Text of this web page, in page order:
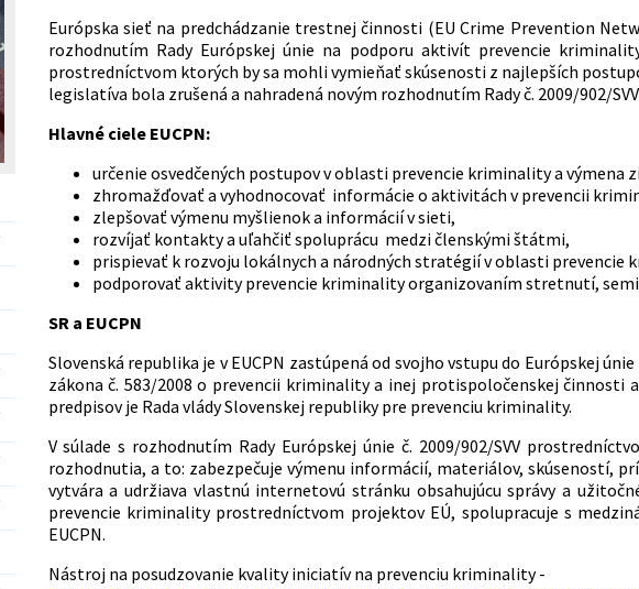
Európska sieť na predchádzanie trestnej činnosti (EU Crime Prevention
rozhodnutím Rady Európskej únie na podporu aktivít prevencie
prostredníctvom ktorých by sa mohli vymieňať skúsenosti z najlepších
legislatíva bola zrušená a nahradená novým rozhodnutím Rady č. 2009/902/
Hlavné ciele EUCPN:
určenie osvedčených postupov v oblasti prevencie kriminality a
zhromažďovať a vyhodnocovať informácie o aktivitách v prevencii
zlepšovať výmenu myšlienok a informácií v sieti,
rozvíjať kontakty a uľahčiť spoluprácu medzi členskými štátmi,
prispievať k rozvoju lokálnych a národných stratégií v oblasti prevencie
podporovať aktivity prevencie kriminality organizovaním stretnutí,
SR a EUCPN
Slovenská republika je v EUCPN zastúpená od svojho vstupu do Európskej
zákona č. 583/2008 o prevencii kriminality a inej protispoločenskej činnosti
predpisov je Rada vlády Slovenskej republiky pre prevenciu kriminality.
V súlade s rozhodnutím Rady Európskej únie č. 2009/902/SVV
rozhodnutia, a to: zabezpečuje výmenu informácií, materiálov, skúseností,
vytvára a udržiava vlastnú internetovú stránku obsahujúcu správy a
prevencie kriminality prostredníctvom projektov EÚ, spolupracuje s
EUCPN.
Nástroj na posudzovanie kvality iniciatív na prevenciu kriminality -